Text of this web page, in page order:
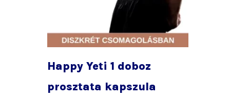
Happy Yeti 1 doboz
prosztata kapszula